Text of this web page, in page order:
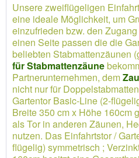
Unsere zweiflügeligen
eine ideale Möglichkeit, um
einzufrieden bzw. den
einen Seite passen die die
beliebten Stabmattenzäunen
für Stabmattenzäune
Partnerunternehmen, dem
nicht nur für
Gartentor Basic-Line (2-
Breite 350 cm x Höhe 160cm
als Tor in anderen Zäunen,
nutzen. Das Einfahrtstor /
flügelig) symmetrisch ;